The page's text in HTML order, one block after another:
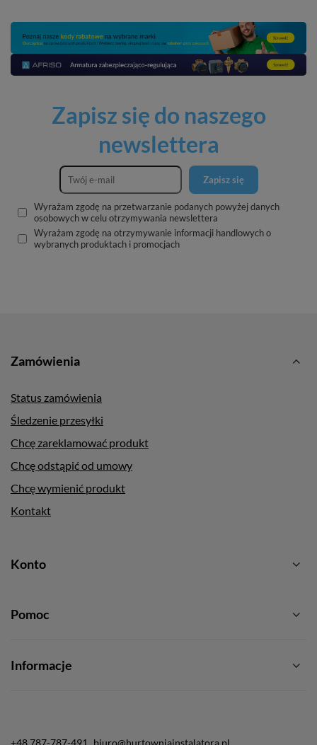
Zapisz się do naszego
newslettera
Zapisz się
Wyrażam zgodę na przetwarzanie podanych powyżej danych
osobowych w celu otrzymywania newslettera
Wyrażam zgodę na otrzymywanie informacji handlowych o
wybranych produktach i promocjach
Zamówienia
Status zamówienia
Śledzenie przesyłki
Chcę zareklamować produkt
Chcę odstąpić od umowy
Chcę wymienić produkt
Kontakt
Konto
Pomoc
Informacje
+48 787-787-491 biuro@hurtowniainstalatora.pl